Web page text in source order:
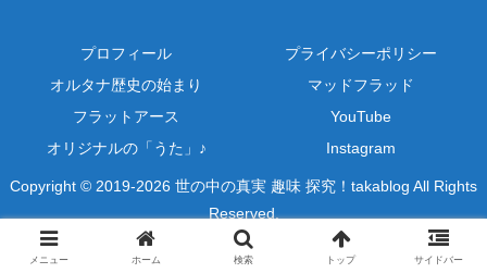
プロフィール
プライバシーポリシー
オルタナ歴史の始まり
マッドフラッド
フラットアース
YouTube
オリジナルの「うた」♪
Instagram
Copyright © 2019-2026 世の中の真実 趣味 探究！takablog All Rights
Reserved.
メニュー ホーム 検索 トップ サイドバー